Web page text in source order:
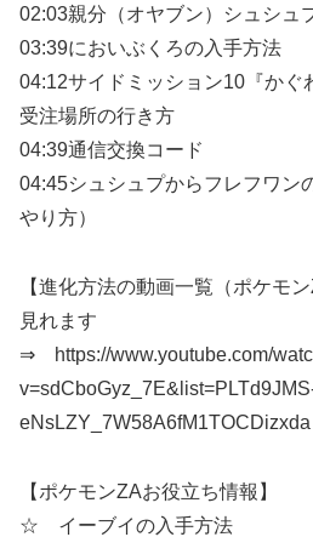
02:03親分（オヤブン）シュシュ
03:39においぶくろの入手方法
04:12サイドミッション10『かぐ
受注場所の行き方
04:39通信交換コード
04:45シュシュプからフレフワン
やり方）
【進化方法の動画一覧（ポケモ
見れます
⇒ https://www.youtube.com/
eNsLZY_7W58A6fM1TOCDizxda
【ポケモンZAお役立ち情報】
☆ イーブイの入手方法